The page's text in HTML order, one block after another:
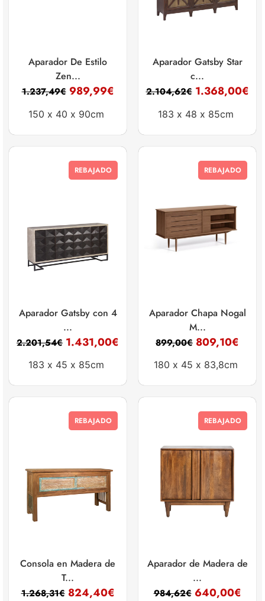
Aparador De Estilo
Zen...
1.237,49€ 989,99€
150 x 40 x 90cm
Aparador Gatsby Star
c...
2.104,62€ 1.368,00€
183 x 48 x 85cm
REBAJADO
Aparador Gatsby con 4
...
2.201,54€ 1.431,00€
183 x 45 x 85cm
REBAJADO
Aparador Chapa Nogal
M...
899,00€ 809,10€
180 x 45 x 83,8cm
REBAJADO
Consola en Madera de
T...
1.268,31€ 824,40€
REBAJADO
Aparador de Madera de
...
984,62€ 640,00€